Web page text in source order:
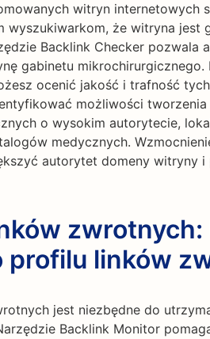
witryn internetowych
wyszukiwarkom, że witryna jest
Backlink Checker pozwala
gabinetu
ocenić jakość i trafność
możliwości
o wysokim autorytecie,
medycznych.
autorytet domeny witryny
profilu linków
jest niezbędne do
Backlink Monitor